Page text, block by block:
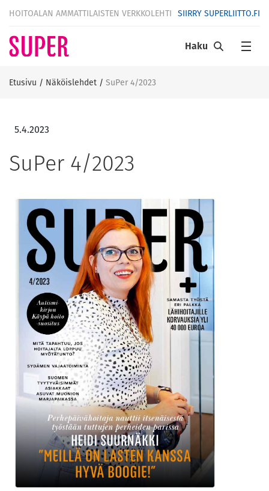
HOITOALAN AMMATTILAISTEN VERKKOLEHTI SIIRRY SUPERLIITTO.FI
Haku
Etusivu / Näköislehdet / SuPer 4/2023
5.4.2023
SuPer 4/2023